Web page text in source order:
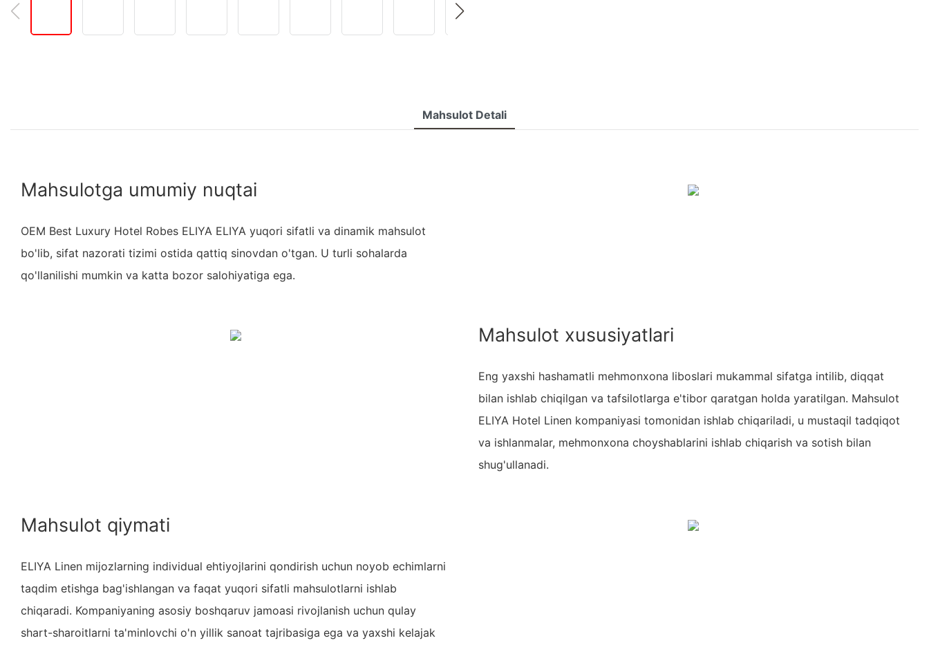
Mahsulot Detali
Mahsulotga umumiy nuqtai
OEM Best Luxury Hotel Robes ELIYA ELIYA yuqori sifatli va dinamik mahsulot
bo'lib, sifat nazorati tizimi ostida qattiq sinovdan o'tgan. U turli sohalarda
qo'llanilishi mumkin va katta bozor salohiyatiga ega.
Mahsulot xususiyatlari
Eng yaxshi hashamatli mehmonxona liboslari mukammal sifatga intilib, diqqat
bilan ishlab chiqilgan va tafsilotlarga e'tibor qaratgan holda yaratilgan. Mahsulot
ELIYA Hotel Linen kompaniyasi tomonidan ishlab chiqariladi, u mustaqil tadqiqot
va ishlanmalar, mehmonxona choyshablarini ishlab chiqarish va sotish bilan
shug'ullanadi.
Mahsulot qiymati
ELIYA Linen mijozlarning individual ehtiyojlarini qondirish uchun noyob echimlarni
taqdim etishga bag'ishlangan va faqat yuqori sifatli mahsulotlarni ishlab
chiqaradi. Kompaniyaning asosiy boshqaruv jamoasi rivojlanish uchun qulay
shart-sharoitlarni ta'minlovchi o'n yillik sanoat tajribasiga ega va yaxshi kelajak